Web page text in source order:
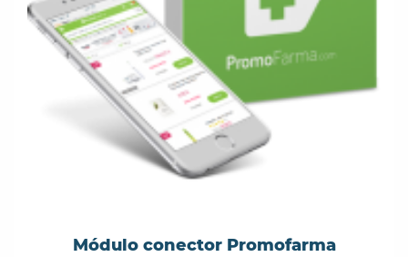
Módulo conector Promofarma